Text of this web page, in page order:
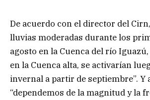
De acuerdo con el director del
lluvias moderadas durante los
agosto en la Cuenca del río
en la Cuenca alta, se activarían
invernal a partir de septiembre”. Y
“dependemos de la magnitud y la